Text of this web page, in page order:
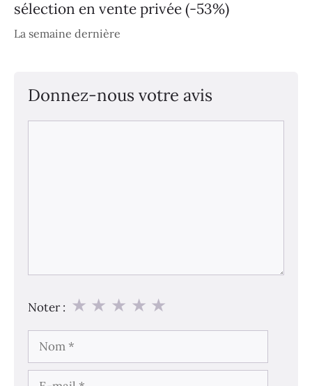
sélection en vente privée (-53%)
La semaine dernière
Donnez-nous votre avis
Noter : ★
★
★
★
★